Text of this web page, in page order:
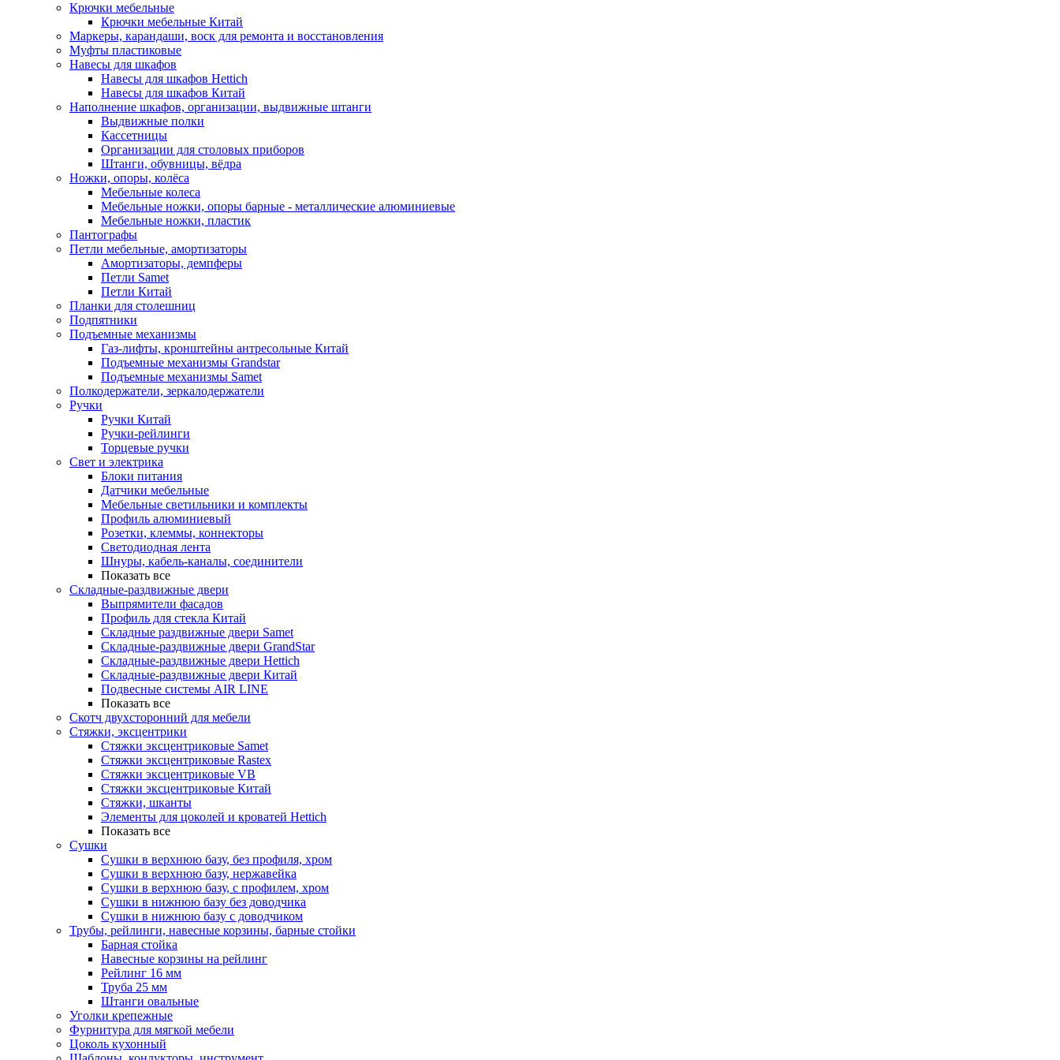
Крючки мебельные
Крючки мебельные Китай
Маркеры, карандаши, воск для ремонта и восстановления
Муфты пластиковые
Навесы для шкафов
Навесы для шкафов Hettich
Навесы для шкафов Китай
Наполнение шкафов, организации, выдвижные штанги
Выдвижные полки
Кассетницы
Организации для столовых приборов
Штанги, обувницы, вёдра
Ножки, опоры, колёса
Мебельные колеса
Мебельные ножки, опоры барные - металлические алюминиевые
Мебельные ножки, пластик
Пантографы
Петли мебельные, амортизаторы
Амортизаторы, демпферы
Петли Samet
Петли Китай
Планки для столешниц
Подпятники
Подъемные механизмы
Газ-лифты, кронштейны антресольные Китай
Подъемные механизмы Grandstar
Подъемные механизмы Samet
Полкодержатели, зеркалодержатели
Ручки
Ручки Китай
Ручки-рейлинги
Торцевые ручки
Свет и электрика
Блоки питания
Датчики мебельные
Мебельные светильники и комплекты
Профиль алюминиевый
Розетки, клеммы, коннекторы
Светодиодная лента
Шнуры, кабель-каналы, соединители
Показать все
Складные-раздвижные двери
Выпрямители фасадов
Профиль для стекла Китай
Складные раздвижные двери Samet
Складные-раздвижные двери GrandStar
Складные-раздвижные двери Hettich
Складные-раздвижные двери Китай
Подвесные системы AIR LINE
Показать все
Скотч двухсторонний для мебели
Стяжки, эксцентрики
Cтяжки эксцентриковые Samet
Стяжки эксцентриковые Rastex
Стяжки эксцентриковые VB
Стяжки эксцентриковые Китай
Стяжки, шканты
Элементы для цоколей и кроватей Hettich
Показать все
Сушки
Сушки в верхнюю базу, без профиля, хром
Сушки в верхнюю базу, нержавейка
Сушки в верхнюю базу, с профилем, хром
Сушки в нижнюю базу без доводчика
Сушки в нижнюю базу с доводчиком
Трубы, рейлинги, навесные корзины, барные стойки
Барная стойка
Навесные корзины на рейлинг
Рейлинг 16 мм
Труба 25 мм
Штанги овальные
Уголки крепежные
Фурнитура для мягкой мебели
Цоколь кухонный